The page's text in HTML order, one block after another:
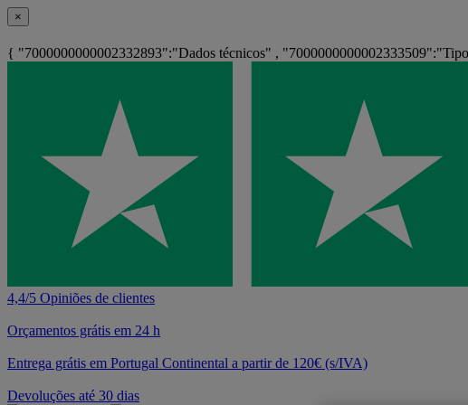
×
{ "7000000000002332893":"Dados técnicos" ,
4,4/5 Opiniões de clientes
Orçamentos grátis em 24 h
Entrega grátis em Portugal Continental a partir de 120€ (s/IVA)
Devoluções até 30 dias